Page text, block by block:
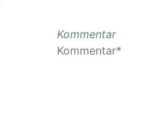
Kommentar